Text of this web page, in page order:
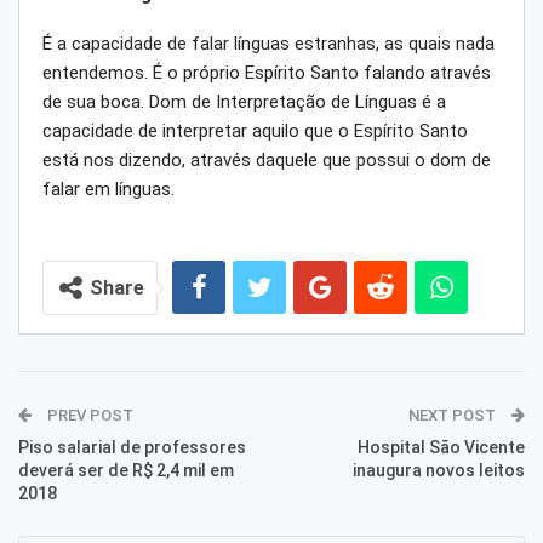
É a capacidade de falar línguas estranhas, as quais nada
entendemos. É o próprio Espírito Santo falando através
de sua boca. Dom de Interpretação de Línguas é a
capacidade de interpretar aquilo que o Espírito Santo
está nos dizendo, através daquele que possui o dom de
falar em línguas.
Share
PREV POST
Piso salarial de professores
deverá ser de R$ 2,4 mil em
2018
NEXT POST
Hospital São Vicente
inaugura novos leitos